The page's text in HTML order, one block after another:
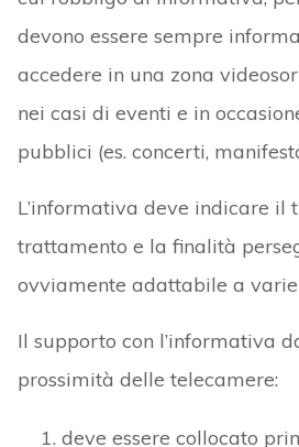
devono essere sempre
accedere in una zona
nei casi di eventi e in
pubblici (es. concerti,
L’informativa deve indicare il
trattamento e la finalità
ovviamente adattabile a varie
Il supporto con l’informativa
prossimità delle telecamere:
deve essere collocato